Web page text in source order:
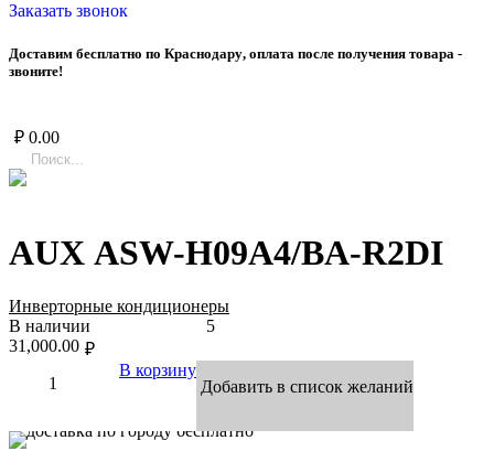
Заказать звонок
Доставим бесплатно по Краснодару, оплата после получения товара -
звоните!
₽ 0.00
AUX ASW-H09A4/BA-R2DI
Инверторные кондиционеры
В наличии
5
₽
31,000.00
В корзину
Добавить в список желаний